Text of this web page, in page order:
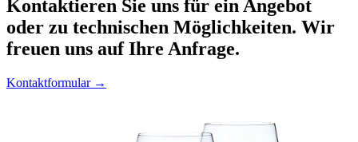
Kontaktieren Sie uns für ein Angebot
oder zu technischen Möglichkeiten. Wir
freuen uns auf Ihre Anfrage.
Kontaktformular →